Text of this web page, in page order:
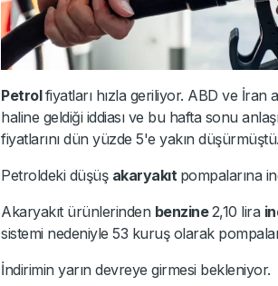
Petrolfiyatları hızla geriliyor. ABD ve İran
haline geldiği iddiası ve bu hafta sonu
fiyatlarını dün yüzde 5'e yakın düşürmüştü.
Petroldeki düşüş akaryakıt pompalarına
Akaryakıt ürünlerinden benzine2,10 lira
sistemi nedeniyle 53 kuruş olarak
İndirimin yarın devreye girmesi bekleniyor.